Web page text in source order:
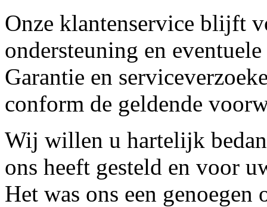
Onze klantenservice blijft
ondersteuning en
Garantie en
conform de geldende
Wij willen u hartelijk
ons heeft gesteld en voor
Het was ons een